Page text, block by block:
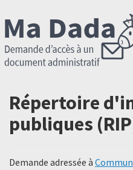
Répertoire
publiques
Demande adressée à